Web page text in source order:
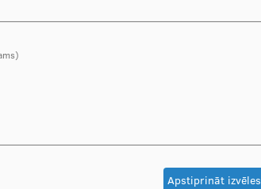
Apstiprināt izvēles